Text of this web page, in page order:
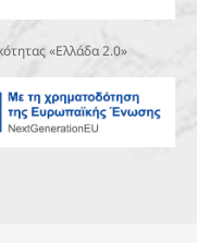
«Ελλάδα 2.0»